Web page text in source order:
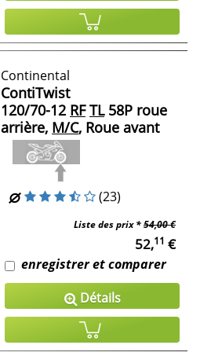
Continental
ContiTwist
120/70-12 RF TL58P roue
arrière, M/C, Roue avant
(23)
Liste des prix *54,00 €
52,11 €
enregistrer et comparer
Détails